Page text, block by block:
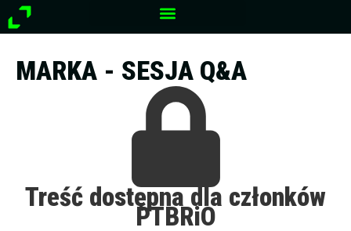
Przejdź
do
MARKA - SESJA Q&A
Treść dostępna dla członków
PTBRiO